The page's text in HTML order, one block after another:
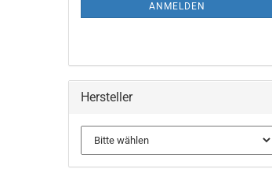
ANMELDEN
Hersteller